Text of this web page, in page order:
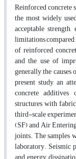
Reinforced concrete
the most widely
acceptable
limitations compared
of reinforced
and the use of
generally the
present study, an
concrete
structures with
third-scale
(SF) and Air
joints. The samples
laboratory. Seismic